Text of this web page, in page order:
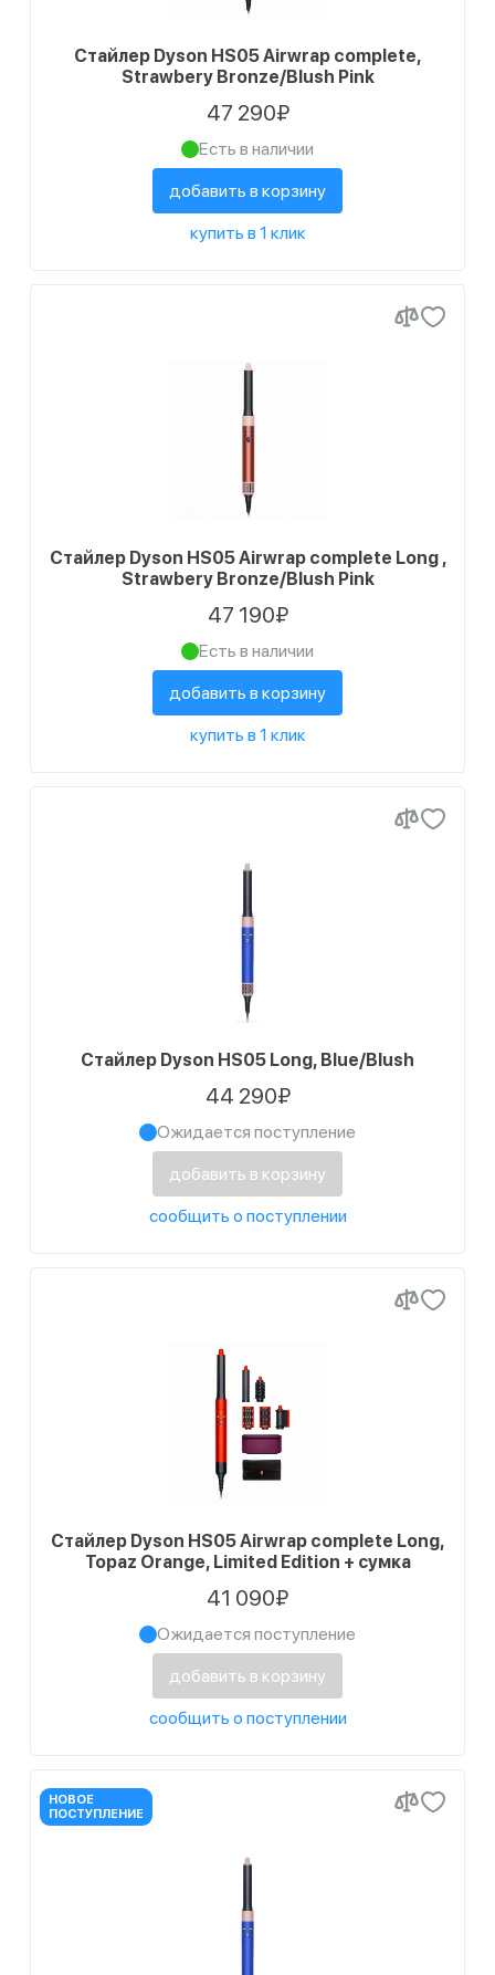
Стайлер Dyson HS05 Airwrap complete,
Strawbery Bronze/Blush Pink
47 290₽
Есть в наличии
добавить в корзину
купить в 1 клик
Стайлер Dyson HS05 Airwrap complete Long ,
Strawbery Bronze/Blush Pink
47 190₽
Есть в наличии
добавить в корзину
купить в 1 клик
Стайлер Dyson HS05 Long, Blue/Blush
44 290₽
Ожидается поступление
добавить в корзину
сообщить о поступлении
Стайлер Dyson HS05 Airwrap complete Long,
Topaz Orange, Limited Edition + сумка
41 090₽
Ожидается поступление
добавить в корзину
сообщить о поступлении
НОВОЕ
ПОСТУПЛЕНИЕ